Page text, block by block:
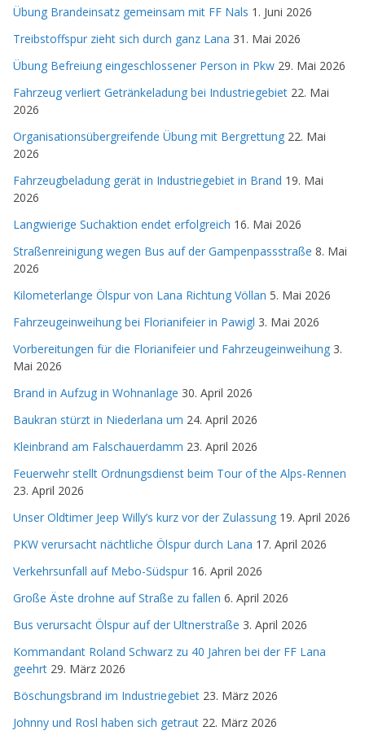
Übung Brandeinsatz gemeinsam mit FF Nals 1. Juni 2026
Treibstoffspur zieht sich durch ganz Lana 31. Mai 2026
Übung Befreiung eingeschlossener Person in Pkw 29. Mai 2026
Fahrzeug verliert Getränkeladung bei Industriegebiet 22. Mai
2026
Organisationsübergreifende Übung mit Bergrettung 22. Mai
2026
Fahrzeugbeladung gerät in Industriegebiet in Brand 19. Mai
2026
Langwierige Suchaktion endet erfolgreich 16. Mai 2026
Straßenreinigung wegen Bus auf der Gampenpassstraße 8. Mai
2026
Kilometerlange Ölspur von Lana Richtung Völlan 5. Mai 2026
Fahrzeugeinweihung bei Florianifeier in Pawigl 3. Mai 2026
Vorbereitungen für die Florianifeier und Fahrzeugeinweihung 3.
Mai 2026
Brand in Aufzug in Wohnanlage 30. April 2026
Baukran stürzt in Niederlana um 24. April 2026
Kleinbrand am Falschauerdamm 23. April 2026
Feuerwehr stellt Ordnungsdienst beim Tour of the Alps-Rennen
23. April 2026
Unser Oldtimer Jeep Willy’s kurz vor der Zulassung 19. April 2026
PKW verursacht nächtliche Ölspur durch Lana 17. April 2026
Verkehrsunfall auf Mebo-Südspur 16. April 2026
Große Äste drohne auf Straße zu fallen 6. April 2026
Bus verursacht Ölspur auf der Ultnerstraße 3. April 2026
Kommandant Roland Schwarz zu 40 Jahren bei der FF Lana
geehrt 29. März 2026
Böschungsbrand im Industriegebiet 23. März 2026
Johnny und Rosl haben sich getraut 22. März 2026